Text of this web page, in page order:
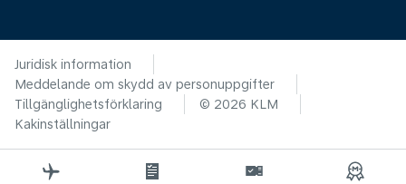
Juridisk information
Meddelande om skydd av personuppgifter
Tillgänglighetsförklaring
© 2026 KLM
Kakinställningar